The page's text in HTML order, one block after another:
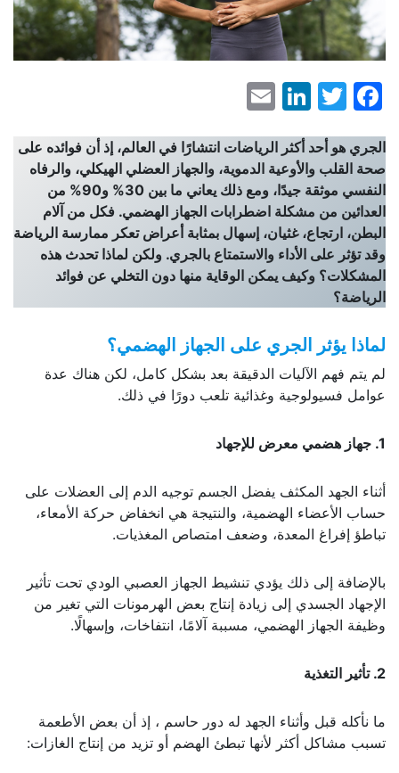
Facebook
Twitter
LinkedIn
الجري هو أحد أكثر الرياضات انتشارًا في العالم، إذ أن فوائده على
صحة القلب والأوعية الدموية، والجهاز العضلي الهيكلي، والرفاه
النفسي موثقة جيدًا، ومع ذلك يعاني ما بين 30% و90% من
العدائين من مشكلة اضطرابات الجهاز الهضمي. فكل من آلام
البطن، ارتجاع، غثيان، إسهال بمثابة أعراض تعكر ممارسة الرياضة
وقد تؤثر على الأداء والاستمتاع بالجري. ولكن لماذا تحدث هذه
المشكلات؟ وكيف يمكن الوقاية منها دون التخلي عن فوائد
الرياضة؟
لماذا يؤثر الجري على الجهاز الهضمي؟
لم يتم فهم الآليات الدقيقة بعد بشكل كامل، لكن هناك عدة
عوامل فسيولوجية وغذائية تلعب دورًا في ذلك.
1. جهاز هضمي معرض للإجهاد
أثناء الجهد المكثف يفضل الجسم توجيه الدم إلى العضلات على
حساب الأعضاء الهضمية، والنتيجة هي انخفاض حركة الأمعاء،
تباطؤ إفراغ المعدة، وضعف امتصاص المغذيات.
بالإضافة إلى ذلك يؤدي تنشيط الجهاز العصبي الودي تحت تأثير
الإجهاد الجسدي إلى زيادة إنتاج بعض الهرمونات التي تغير من
وظيفة الجهاز الهضمي، مسببة آلامًا، انتفاخات، وإسهالًا.
2. تأثير التغذية
ما نأكله قبل وأثناء الجهد له دور حاسم ، إذ أن بعض الأطعمة
تسبب مشاكل أكثر لأنها تبطئ الهضم أو تزيد من إنتاج الغازات: